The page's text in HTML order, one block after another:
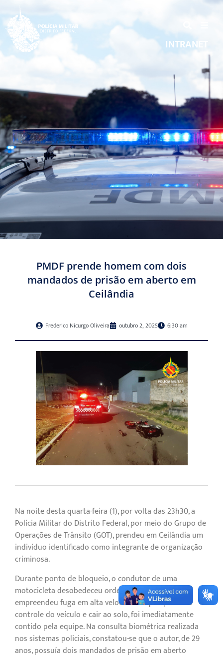
INTRANET
PMDF prende homem com dois
mandados de prisão em aberto em
Ceilândia
Frederico Nicurgo Oliveira outubro 2, 2025 6:30 am
Na noite desta quarta-feira (1), por volta das 23h30, a
Polícia Militar do Distrito Federal, por meio do Grupo de
Operações de Trânsito (GOT), prendeu em Ceilândia um
indivíduo identificado como integrante de organização
criminosa.
Durante ponto de bloqueio, o condutor de uma
motocicleta desobedeceu ordem de parada e
empreendeu fuga em alta velocidade. Após perder o
controle do veículo e cair ao solo, foi imediatamente
contido pela equipe. Na consulta biométrica realizada
nos sistemas policiais, constatou-se que o autor, de 29
anos, possuía dois mandados de prisão em aberto